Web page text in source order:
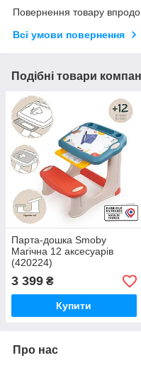
Повернення товару
Всі умови повернення
Подібні товари
Парта-дошка Smoby
Магічна 12 аксесуарів
(420224)
3 399 ₴
Купити
Про нас